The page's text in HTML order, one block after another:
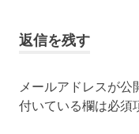
ビ
ー
返信を残す
メールアドレスが公
付いている欄は必須